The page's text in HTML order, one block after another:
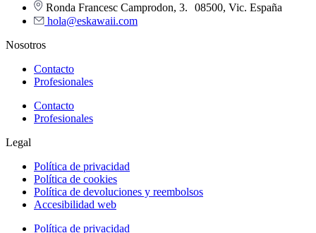
Ronda Francesc Camprodon, 3. 08500, Vic. España
hola@eskawaii.com
Nosotros
Contacto
Profesionales
Contacto
Profesionales
Legal
Política de privacidad
Política de cookies
Política de devoluciones y reembolsos
Accesibilidad web
Política de privacidad